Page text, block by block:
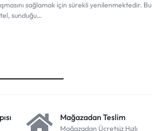
sağlamak için sürekli yenilenmektedir. Bu
sunduğu…
Mağazadan Teslim
Mağazadan Ücretsiz Hızlı